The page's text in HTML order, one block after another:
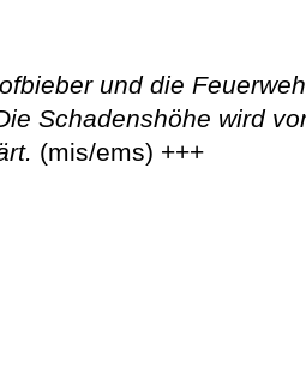
und die
Schadenshöhe wird
(mis/ems) +++